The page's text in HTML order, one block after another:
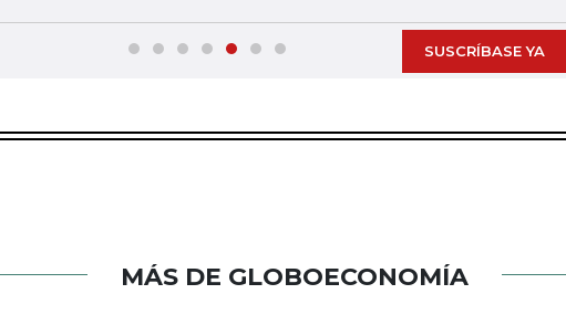
SUSCRÍBASE YA
MÁS DE GLOBOECONOMÍA